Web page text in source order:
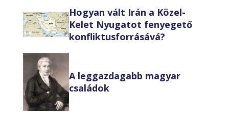
Hogyan vált Irán a Közel-
Kelet Nyugatot fenyegető
konfliktusforrásává?
A leggazdagabb magyar
családok